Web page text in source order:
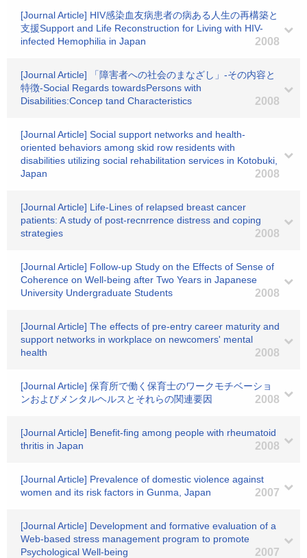
[Journal Article] HIV感染血友病患者の病ある人生の再構築と
支援Support and Life Reconstruction for Living with HIV-
infected Hemophilia in Japan
2008
[Journal Article] 「障害者への社会のまなざし」-その内容と
特徴-Social Regards towardsPersons with
Disabilities:Concep tand Characteristics
2008
[Journal Article] Social support networks and health-
oriented behaviors among skid row residents with
disabilities utilizing social rehabilitation services in Kotobuki,
Japan
2008
[Journal Article] Life-Lines of relapsed breast cancer
patients: A study of post-recnrrence distress and coping
strategies
2008
[Journal Article] Follow-up Study on the Effects of Sense of
Coherence on Well-being after Two Years in Japanese
University Undergraduate Students
2008
[Journal Article] The effects of pre-entry career maturity and
support networks in workplace on newcomers' mental
health
2008
[Journal Article] 保育所で働く保育士のワークモチベーショ
ンおよびメンタルヘルスとそれらの関連要因
2008
[Journal Article] Benefit-fing among people with rheumatoid
thritis in Japan
2008
[Journal Article] Prevalence of domestic violence against
women and its risk factors in Gunma, Japan
2007
[Journal Article] Development and formative evaluation of a
Web-based stress management program to promote
Psychological Well-being
2007